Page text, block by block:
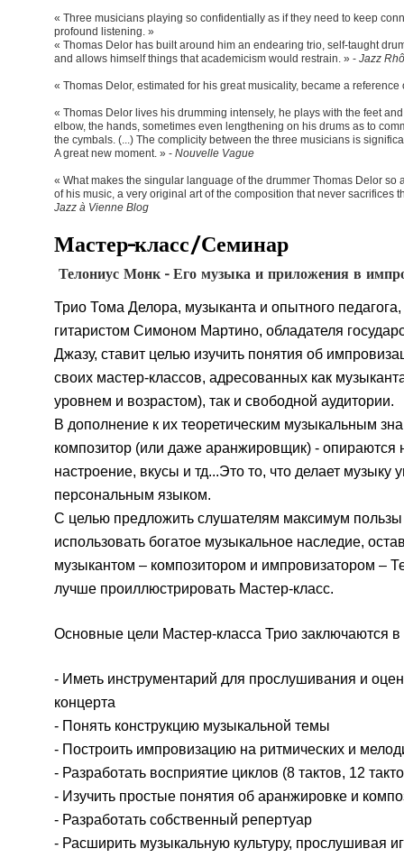
« Three musicians playing so confidentially as if they need to keep
profound listening. »
« Thomas Delor has built around him an endearing trio, self-taught
and allows himself things that academicism would restrain. » - Jazz
« Thomas Delor, estimated for his great musicality, became a
« Thomas Delor lives his drumming intensely, he plays with the feet
elbow, the hands, sometimes even lengthening on his drums as to
the cymbals. (...) The complicity between the three musicians is
A great new moment. » - Nouvelle Vague
« What makes the singular language of the drummer Thomas Delor so
of his music, a very original art of the composition that never sacrifices
Jazz à Vienne Blog
Мастер-класс/Семинар
Телониус Монк - Его музыка и приложения в
Трио Тома Делора, музыканта и опытного
гитаристом Симоном Мартино, обладателя
Джазу, ставит целью изучить понятия об
своих мастер-классов, адресованных как
уровнем и возрастом), так и свободной аудитории.
В дополнение к их теоретическим музыкальным
композитор (или даже аранжировщик) - опираются
настроение, вкусы и тд...Это то, что делает музыку
персональным языком.
С целью предложить слушателям максимум
использовать богатое музыкальное наследие,
музыкантом – композитором и импровизатором –
лучше проиллюстрировать Мастер-класс.
Основные цели Мастер-класса Трио заключаются
- Иметь инструментарий для прослушивания и
концерта
- Понять конструкцию музыкальной темы
- Построить импровизацию на ритмических и
- Разработать восприятие циклов (8 тактов, 12
- Изучить простые понятия об аранжировке и
- Разработать собственный репертуар
- Расширить музыкальную культуру, прослушивая